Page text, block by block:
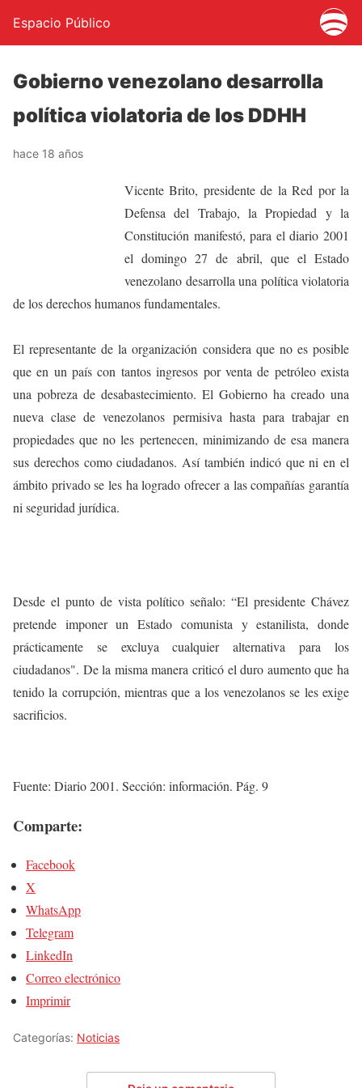
Espacio Público
Gobierno venezolano desarrolla
política violatoria de los DDHH
hace 18 años
Vicente Brito, presidente de la Red por la
Defensa del Trabajo, la Propiedad y la
Constitución manifestó, para el diario 2001
el domingo 27 de abril, que el Estado
venezolano desarrolla una política violatoria
de los derechos humanos fundamentales.
El representante de la organización considera que no es posible
que en un país con tantos ingresos por venta de petróleo exista
una pobreza de desabastecimiento. El Gobierno ha creado una
nueva clase de venezolanos permisiva hasta para trabajar en
propiedades que no les pertenecen, minimizando de esa manera
sus derechos como ciudadanos. Así también indicó que ni en el
ámbito privado se les ha logrado ofrecer a las compañías garantía
ni seguridad jurídica.
Desde el punto de vista político señalo: “El presidente Chávez
pretende imponer un Estado comunista y estanilista, donde
prácticamente se excluya cualquier alternativa para los
ciudadanos". De la misma manera criticó el duro aumento que ha
tenido la corrupción, mientras que a los venezolanos se les exige
sacrificios.
Fuente: Diario 2001. Sección: información. Pág. 9
Comparte:
Facebook
X
WhatsApp
Telegram
LinkedIn
Correo electrónico
Imprimir
Categorías: Noticias